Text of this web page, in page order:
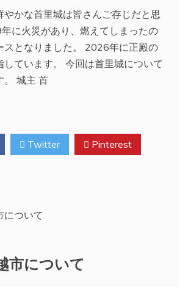
やかな首里城は皆さんご存じだと思
に火災があり、燃えてしまったの
スとなりました。 2026年に正殿の
しています。 今回は首里城について
。 城主 首
Twitter Pinterest
市について